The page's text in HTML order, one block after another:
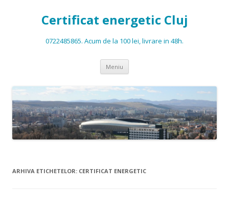
Certificat energetic Cluj
0722485865. Acum de la 100 lei, livrare in 48h.
Meniu
ARHIVA ETICHETELOR: CERTIFICAT ENERGETIC